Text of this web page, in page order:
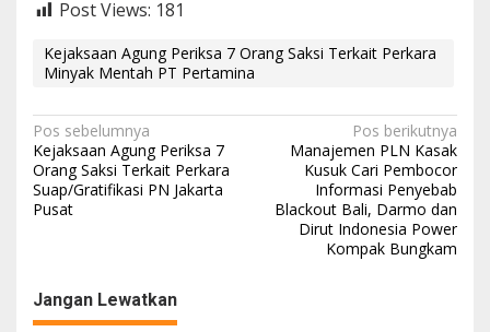
Post Views: 181
Kejaksaan Agung Periksa 7 Orang Saksi Terkait Perkara
Minyak Mentah PT Pertamina
N
a
v
a
s
Pos sebelumnya
Kejaksaan Agung Periksa 7
Orang Saksi Terkait Perkara
Suap/Gratifikasi PN Jakarta
Pusat
Pos berikutnya
Manajemen PLN Kasak
Kusuk Cari Pembocor
Informasi Penyebab
Blackout Bali, Darmo dan
Dirut Indonesia Power
Kompak Bungkam
Jangan Lewatkan